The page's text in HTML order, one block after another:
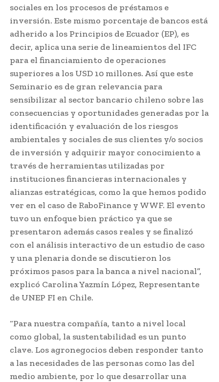
sociales en los procesos de préstamos e
inversión. Este mismo porcentaje de bancos está
adherido a los Principios de Ecuador (EP), es
decir, aplica una serie de lineamientos del IFC
para el financiamiento de operaciones
superiores a los USD 10 millones. Así que este
Seminario es de gran relevancia para
sensibilizar al sector bancario chileno sobre las
consecuencias y oportunidades generadas por la
identificación y evaluación de los riesgos
ambientales y sociales de sus clientes y/o socios
de inversión y adquirir mayor conocimiento a
través de herramientas utilizadas por
instituciones financieras internacionales y
alianzas estratégicas, como la que hemos podido
ver en el caso de RaboFinance y WWF. El evento
tuvo un enfoque bien práctico ya que se
presentaron además casos reales y se finalizó
con el análisis interactivo de un estudio de caso
y una plenaria donde se discutieron los
próximos pasos para la banca a nivel nacional”,
explicó Carolina Yazmín López, Representante
de UNEP FI en Chile.
“Para nuestra compañía, tanto a nivel local
como global, la sustentabilidad es un punto
clave. Los agronegocios deben responder tanto
a las necesidades de las personas como las del
medio ambiente, por lo que desarrollar una